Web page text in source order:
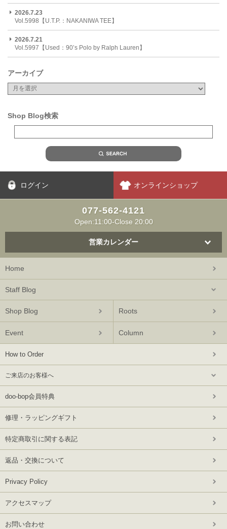
2026.7.23
Vol.5998【U.T.P.：NAKANIWA TEE】
2026.7.21
Vol.5997【Used：90’s Polo by Ralph Lauren】
アーカイブ
Shop Blog検索
ログイン オンラインショップ
077-562-4121
Open:11:00-Close 20:00
営業カレンダー
Home
Staff Blog
Shop Blog Roots
Event Column
How to Order
ご来店のお客様へ
doo-bop会員特典
修理・ラッピングギフト
特定商取引に関する表記
返品・交換について
Privacy Policy
アクセスマップ
お問い合わせ